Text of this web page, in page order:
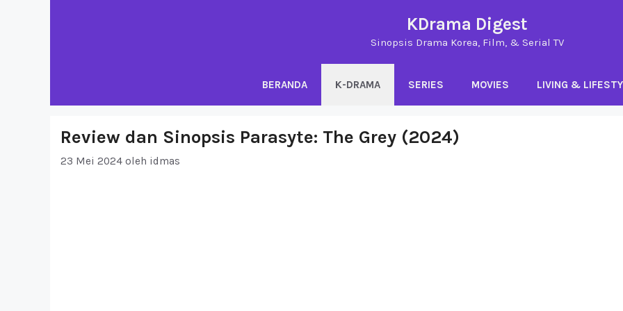
KDrama Digest
Sinopsis Drama Korea, Film, & Serial TV
BERANDA K-DRAMA SERIES MOVIES LIVING &
Review dan Sinopsis Parasyte: The Grey (2024)
23 Mei 2024 oleh idmas